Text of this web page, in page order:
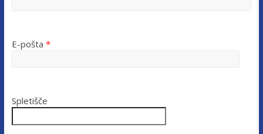
E-pošta *
Spletišče